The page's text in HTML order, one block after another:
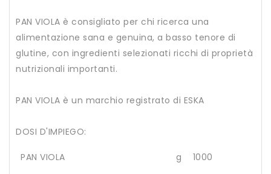
PAN VIOLA è consigliato per chi ricerca una
alimentazione sana e genuina, a basso tenore di
glutine, con ingredienti selezionati ricchi di proprietà
nutrizionali importanti.
PAN VIOLA è un marchio registrato di ESKA
DOSI D'IMPIEGO:
PAN VIOLA g 1000